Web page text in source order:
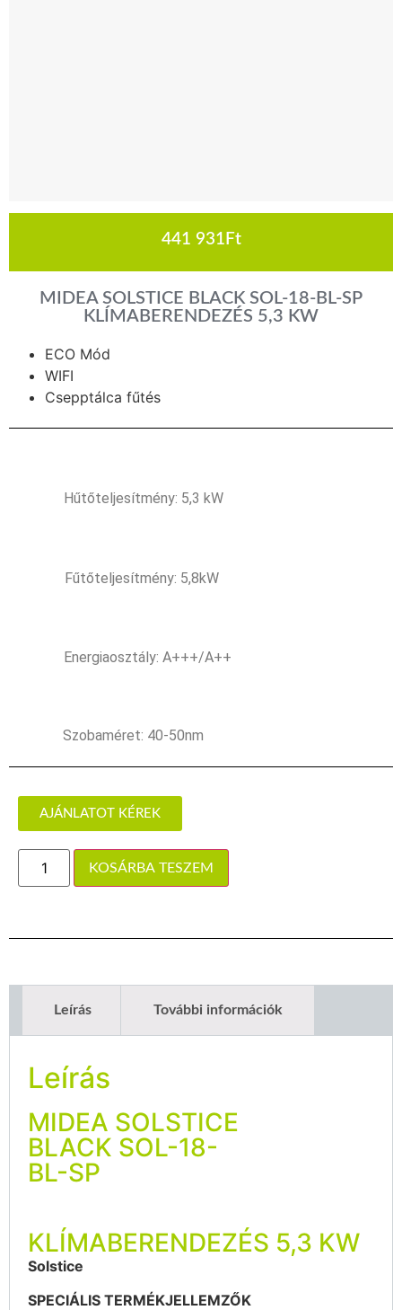
441 931 Ft
MIDEA SOLSTICE BLACK SOL-18-BL-SP
KLÍMABERENDEZÉS 5,3 KW
ECO Mód
WIFI
Csepptálca fűtés
Hűtőteljesítmény: 5,3 kW
Fűtőteljesítmény: 5,8kW
Energiaosztály: A+++/A++
Szobaméret: 40-50nm
AJÁNLATOT KÉREK
KOSÁRBA TESZEM
Leírás További információk
Leírás
MIDEA SOLSTICE
BLACK SOL-18-
BL-SP
KLÍMABERENDEZÉS 5,3 KW
Solstice
SPECIÁLIS TERMÉKJELLEMZŐK